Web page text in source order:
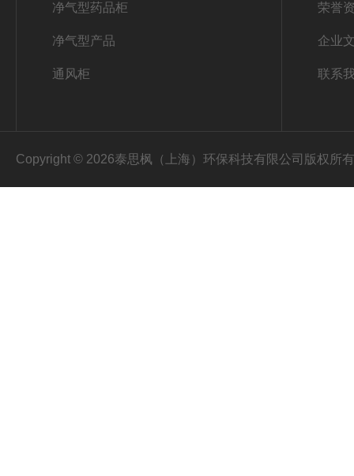
净气型药品柜
净气型产品
通风柜
荣誉
企业
联系
Copyright © 2026泰思枫（上海）环保科技有限公司版权